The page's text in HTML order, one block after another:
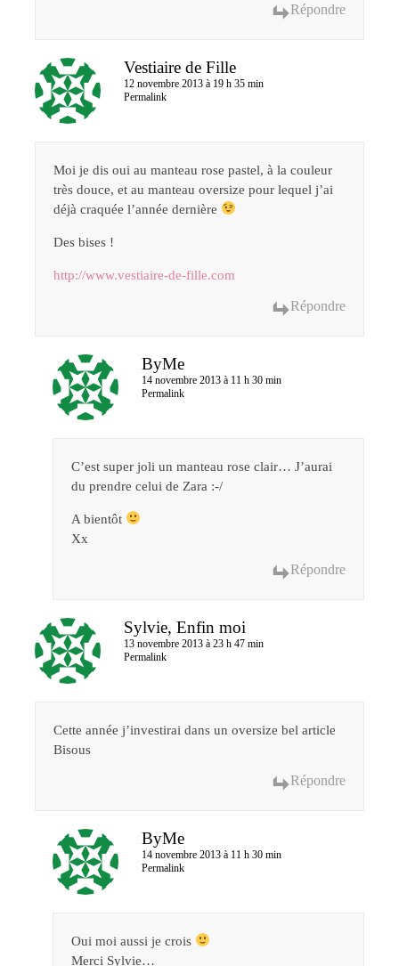
Répondre
Vestiaire de Fille
12 novembre 2013 à 19 h 35 min
Permalink
Moi je dis oui au manteau rose pastel, à la couleur
très douce, et au manteau oversize pour lequel j’ai
déjà craquée l’année dernière
Des bises !
http://www.vestiaire-de-fille.com
Répondre
ByMe
14 novembre 2013 à 11 h 30 min
Permalink
C’est super joli un manteau rose clair… J’aurai
du prendre celui de Zara :-/
A bientôt
Xx
Répondre
Sylvie, Enfin moi
13 novembre 2013 à 23 h 47 min
Permalink
Cette année j’investirai dans un oversize bel article
Bisous
Répondre
ByMe
14 novembre 2013 à 11 h 30 min
Permalink
Oui moi aussi je crois
Merci Sylvie…